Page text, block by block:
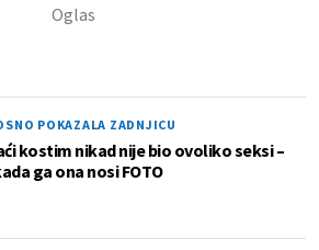
POKAZALA ZADNJICU
kostim nikad nije bio ovoliko seksi –
ga ona nosi FOTO